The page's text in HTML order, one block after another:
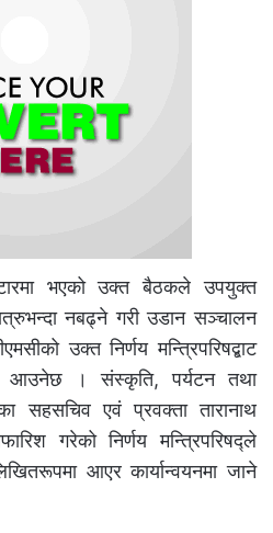
भएको उक्त बैठकले उपयुक्त
नबढ्ने गरी उडान सञ्चालन
उक्त निर्णय मन्त्रिपरिषद्बाट
आउनेछ । संस्कृति, पर्यटन तथा
सहसचिव एवं प्रवक्ता तारानाथ
गरेको निर्णय मन्त्रिपरिषद्ले
आएर कार्यान्वयनमा जाने